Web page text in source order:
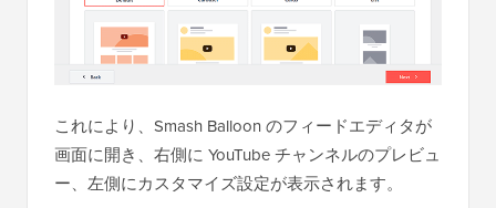
これにより、Smash Balloon のフィードエディタが
画面に開き、右側に YouTube チャンネルのプレビュ
ー、左側にカスタマイズ設定が表示されます。